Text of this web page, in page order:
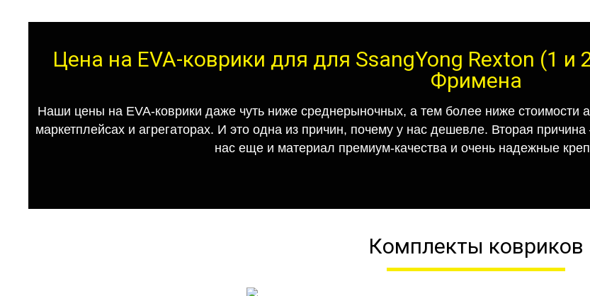
Цена на EVA-коврики для для SsangYong Rexton (1 и
Фримена
Наши цены на EVA-коврики даже чуть ниже среднерыночных, а тем более ниже стоимости
маркетплейсах и агрегаторах. И это одна из причин, почему у нас дешевле. Вторая
нас еще и материал премиум-качества и очень надежные
Комплекты ковриков